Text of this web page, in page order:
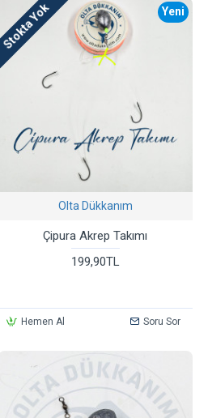
Yeni
Stokta Yok
Olta Dükkanım
Çipura Akrep Takımı
199,90TL
Hemen Al Soru Sor